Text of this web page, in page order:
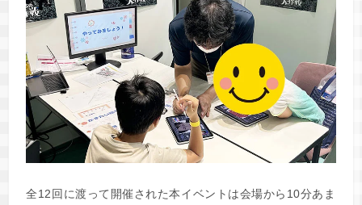
全12回に渡って開催された本イベントは会場から10分あま